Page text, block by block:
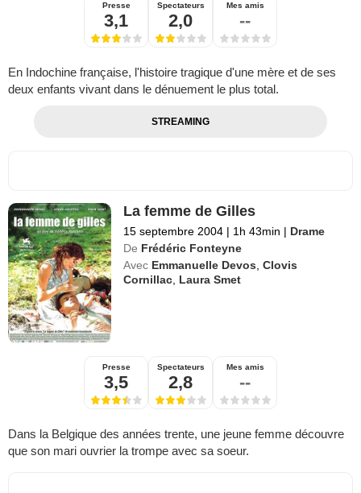
Presse
3,1
Spectateurs
2,0
Mes amis
--
En Indochine française, l'histoire tragique d'une mère et de ses
deux enfants vivant dans le dénuement le plus total.
STREAMING
La femme de Gilles
15 septembre 2004 | 1h 43min | Drame
De Frédéric Fonteyne
Avec Emmanuelle Devos,Clovis
Cornillac, Laura Smet
Presse
3,5
Spectateurs
2,8
Mes amis
--
Dans la Belgique des années trente, une jeune femme découvre
que son mari ouvrier la trompe avec sa soeur.